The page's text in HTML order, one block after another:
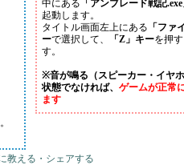
中にある 「アンブレード戦記.exe
起動します。
タイトル画面左上にある 「ファ
ーで選択して、 「Z」キーを押
す。
※音が鳴る（スピーカー・イヤ
状態でなければ、 ゲームが正常
ます
教える・シェアする